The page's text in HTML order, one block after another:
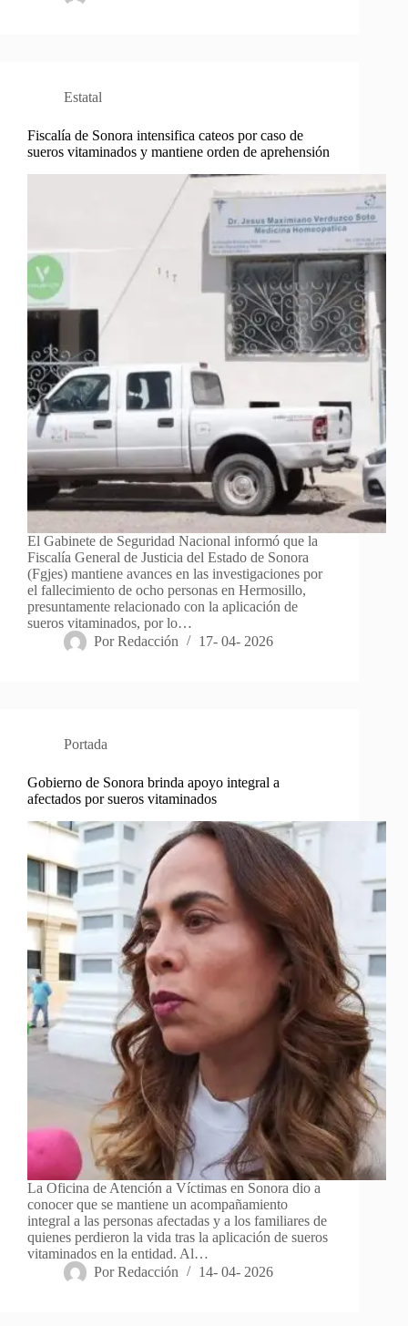
Estatal
Fiscalía de Sonora intensifica cateos por caso de
sueros vitaminados y mantiene orden de aprehensión
El Gabinete de Seguridad Nacional informó que la
Fiscalía General de Justicia del Estado de Sonora
(Fgjes) mantiene avances en las investigaciones por
el fallecimiento de ocho personas en Hermosillo,
presuntamente relacionado con la aplicación de
sueros vitaminados, por lo…
Por Redacción 17- 04- 2026
Portada
Gobierno de Sonora brinda apoyo integral a
afectados por sueros vitaminados
La Oficina de Atención a Víctimas en Sonora dio a
conocer que se mantiene un acompañamiento
integral a las personas afectadas y a los familiares de
quienes perdieron la vida tras la aplicación de sueros
vitaminados en la entidad. Al…
Por Redacción 14- 04- 2026